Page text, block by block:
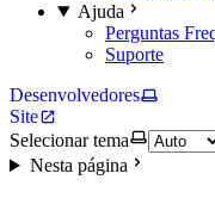
Ajuda
Perguntas
Suporte
Desenvolvedores
Site
Selecionar tema
Nesta página